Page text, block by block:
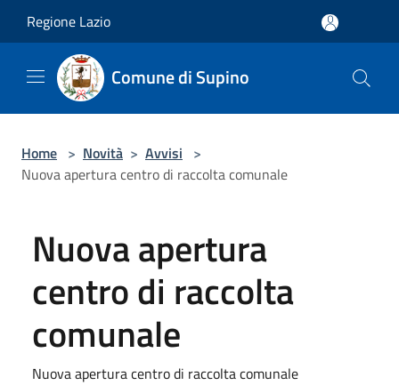
Regione Lazio
Comune di Supino
Home > Novità > Avvisi >
Nuova apertura centro di raccolta comunale
Nuova apertura
centro di raccolta
comunale
Nuova apertura centro di raccolta comunale